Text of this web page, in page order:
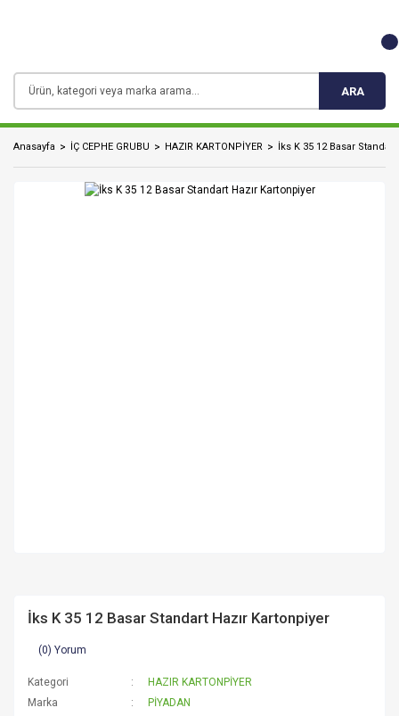
ARA
Anasayfa İÇ CEPHE GRUBU HAZIR KARTONPİYER İks K 35 12 Basar
İks K 35 12 Basar Standart Hazır Kartonpiyer
(0) Yorum
Kategori
HAZIR KARTONPİYER
Marka
PİYADAN